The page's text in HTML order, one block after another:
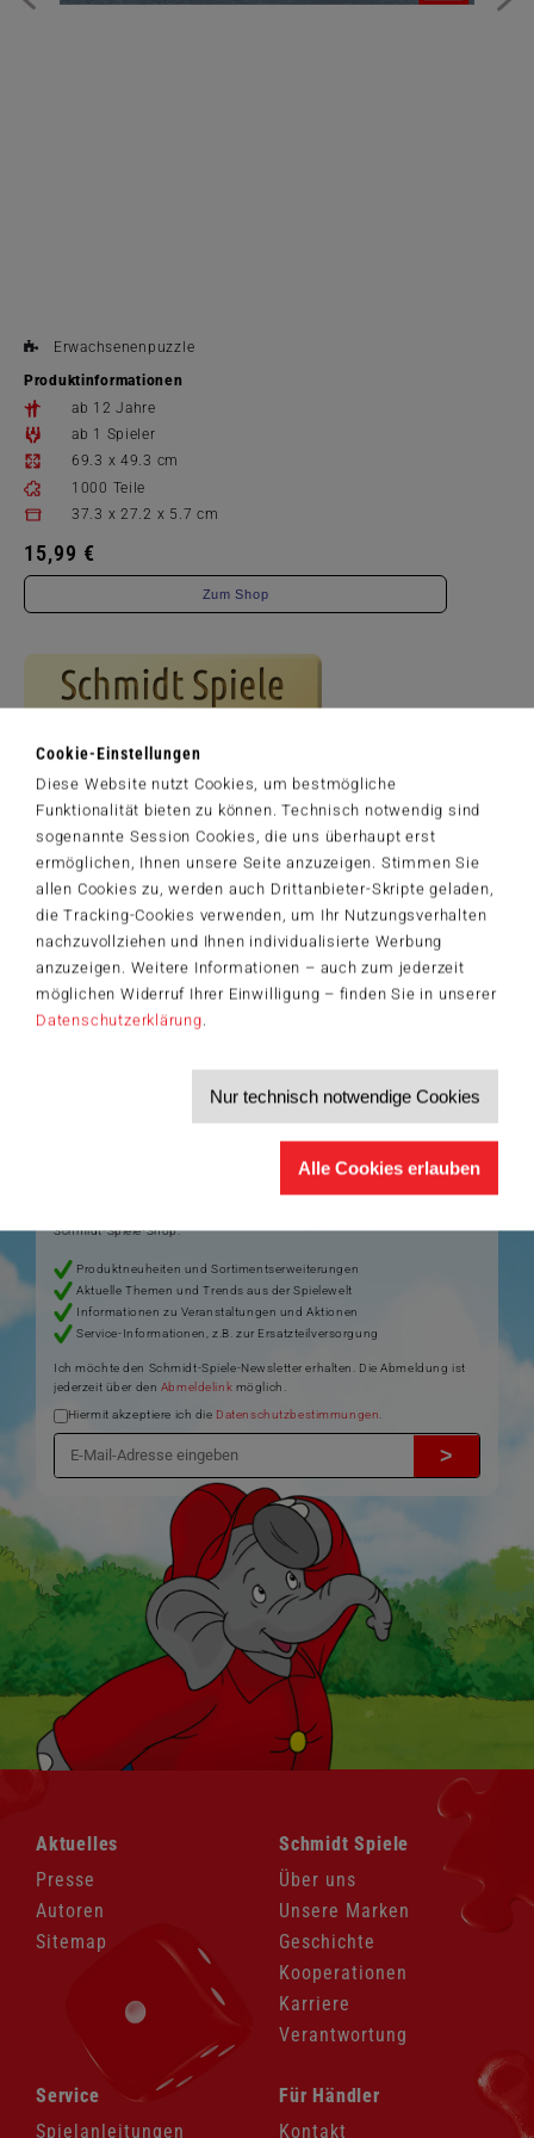
Cookie-Einstellungen
Diese Website nutzt Cookies, um bestmögliche
Funktionalität bieten zu können. Technisch notwendig sind
sogenannte Session Cookies, die uns überhaupt erst
ermöglichen, Ihnen unsere Seite anzuzeigen. Stimmen Sie
allen Cookies zu, werden auch Drittanbieter-Skripte geladen,
die Tracking-Cookies verwenden, um Ihr Nutzungsverhalten
nachzuvollziehen und Ihnen individualisierte Werbung
anzuzeigen. Weitere Informationen – auch zum jederzeit
möglichen Widerruf Ihrer Einwilligung – finden Sie in unserer
Datenschutzerklärung.
Nur technisch notwendige Cookies
Alle Cookies erlauben
Erwachsenenpuzzle
Produktinformationen
ab 12 Jahre
ab 1 Spieler
69.3 x 49.3 cm
1000 Teile
37.3 x 27.2 x 5.7 cm
15,99 €
Zum Shop
Artikelnummer: 59618
© 2019 Dominic Davison, Licensed by MGL. www.mgllicensing.com
Der Schmidt-Spiele-Newsletter
Jetzt anmelden und 5€ Willkommensrabatt sichern
Bleiben Sie auf dem Laufenden zu Neuheiten, Trends und aktuellen
Spiele – und sichern Sie sich einen
Schmidt-Spiele-Shop.
Produktneuheiten und Sortimentserweiterungen
Aktuelle Themen und Trends aus der Spielewelt
Informationen zu Veranstaltungen und Aktionen
Service-Informationen, z.B. zur Ersatzteilversorgung
Ich möchte den Schmidt-Spiele-Newsletter erhalten. Die Abmeldung ist
jederzeit über den Abmeldelink möglich.
Hiermit akzeptiere ich die Datenschutzbestimmungen
>
überspringen
Aktuelles
Presse
Autoren
Sitemap
Navigation
überspringen
Schmidt Spiele
Über uns
Unsere Marken
Geschichte
Kooperationen
Karriere
Verantwortung
Navigation
überspringen
Service
Spielanleitungen
Navigation
überspringen
Für Händler
Kontakt